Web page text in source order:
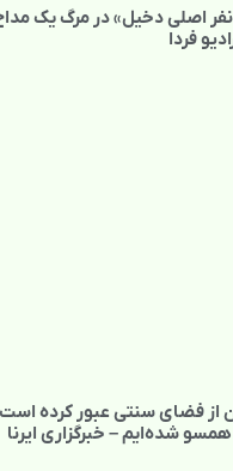
اصلی دخیل» در مرگ یک
فردا
از فضای سنتی عبور کرده
شده‌ایم – خبرگزاری ایرنا